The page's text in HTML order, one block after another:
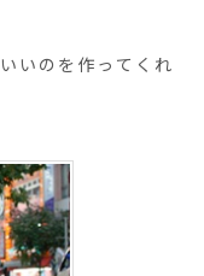
いのを作ってくれ